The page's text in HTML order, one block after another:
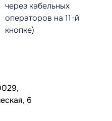
через кабельных
операторов на 11-й
кнопке)
6